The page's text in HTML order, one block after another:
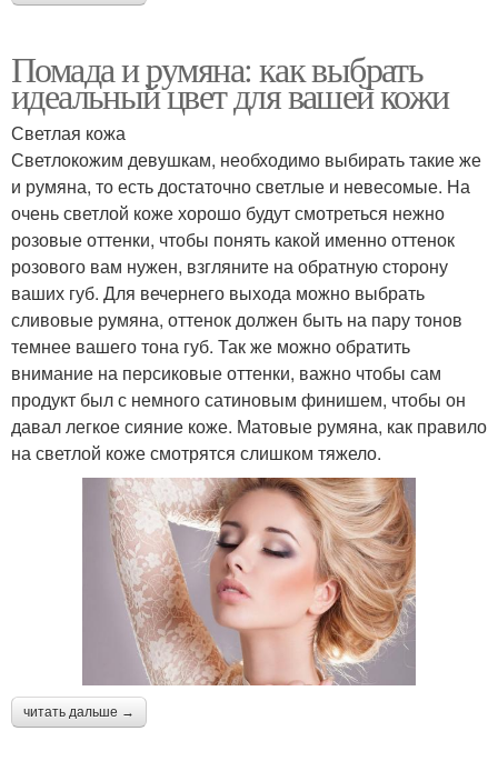
Помада и румяна: как выбрать
идеальный цвет для вашей кожи
Светлая кожа
Светлокожим девушкам, необходимо выбирать такие же
и румяна, то есть достаточно светлые и невесомые. На
очень светлой коже хорошо будут смотреться нежно
розовые оттенки, чтобы понять какой именно оттенок
розового вам нужен, взгляните на обратную сторону
ваших губ. Для вечернего выхода можно выбрать
сливовые румяна, оттенок должен быть на пару тонов
темнее вашего тона губ. Так же можно обратить
внимание на персиковые оттенки, важно чтобы сам
продукт был с немного сатиновым финишем, чтобы он
давал легкое сияние коже. Матовые румяна, как правило
на светлой коже смотрятся слишком тяжело.
читать дальше →